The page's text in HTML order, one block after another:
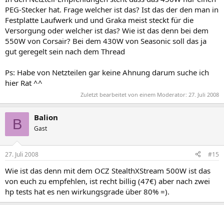
PEG-Stecker hat. Frage welcher ist das? Ist das der den man in
Festplatte Laufwerk und und Graka meist steckt für die
Versorgung oder welcher ist das? Wie ist das denn bei dem
550W von Corsair? Bei dem 430W von Seasonic soll das ja
gut geregelt sein nach dem Thread
Ps: Habe von Netzteilen gar keine Ahnung darum suche ich
hier Rat ^^
Zuletzt bearbeitet von einem Moderator: 27. Juli 2008
B Balion
Gast
27. Juli 2008 #15
Wie ist das denn mit dem OCZ StealthXStream 500W ist das
von euch zu empfehlen, ist recht billig (47€) aber nach zwei
hp tests hat es nen wirkungsgrade über 80% =).